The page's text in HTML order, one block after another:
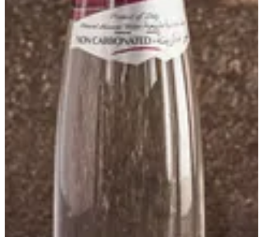
مياه معدنية
500 مل
1.5 د.ك
تعليمات خاصة